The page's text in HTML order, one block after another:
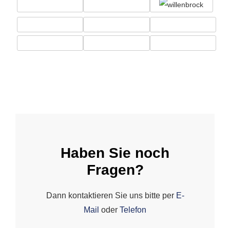
Haben Sie noch
Fragen?
Dann kontaktieren Sie uns bitte per E-
Mail oder Telefon